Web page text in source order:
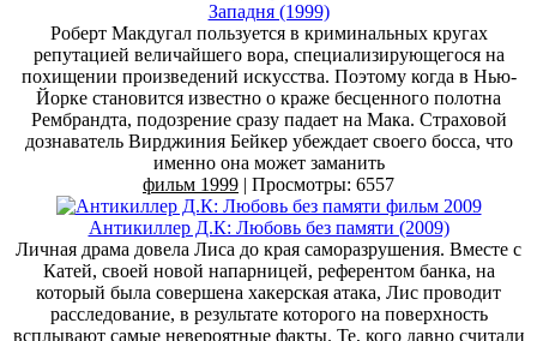
Западня (1999)
Роберт Макдугал пользуется в криминальных кругах
репутацией величайшего вора, специализирующегося на
похищении произведений искусства. Поэтому когда в Нью-
Йорке становится известно о краже бесценного полотна
Рембрандта, подозрение сразу падает на Мака. Страховой
дознаватель Вирджиния Бейкер убеждает своего босса, что
именно она может заманить
фильм 1999 | Просмотры: 6557
Антикиллер Д.К: Любовь без памяти (2009)
Личная драма довела Лиса до края саморазрушения. Вместе с
Катей, своей новой напарницей, референтом банка, на
который была совершена хакерская атака, Лис проводит
расследование, в результате которого на поверхность
всплывают самые невероятные факты. Те, кого давно считали